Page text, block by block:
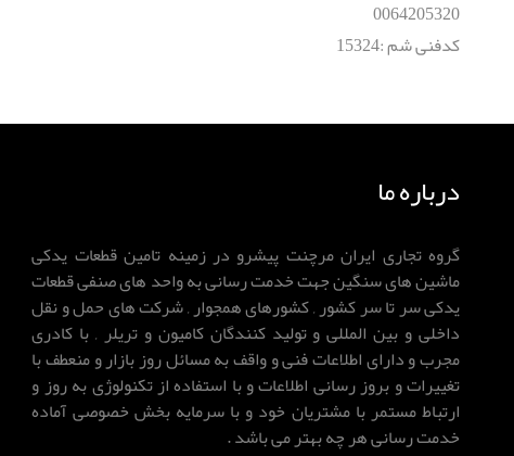
0064205320
کدفنی شم :15324
درباره ما
گروه تجاری ایران مرچنت پیشرو در زمینه تامین قطعات یدکی
ماشین های سنگین جهت خدمت رسانی به واحد های صنفی قطعات
یدکی سر تا سر کشور , کشورهای همجوار , شرکت های حمل و نقل
داخلی و بین المللی و تولید کنندگان کامیون و تریلر , با کادری
مجرب و دارای اطلاعات فنی و واقف به مسائل روز بازار و منعطف با
تغییرات و بروز رسانی اطلاعات و با استفاده از تکنولوژی به روز و
ارتباط مستمر با مشتریان خود و با سرمایه بخش خصوصی آماده
خدمت رسانی هر چه بهتر می باشد .